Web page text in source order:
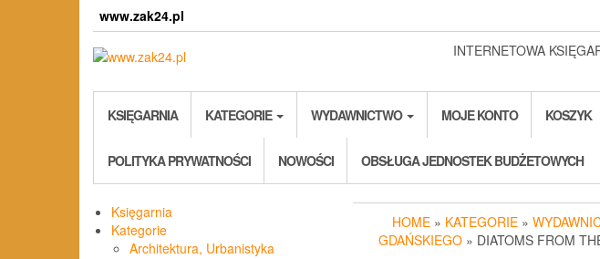
www.zak24.pl
INTERNETOWA
KSIĘGARNIA KATEGORIE WYDAWNICTWO MOJE KONTO KOSZYK
POLITYKA PRYWATNOŚCI NOWOŚCI OBSŁUGA JEDNOSTEK BUDŻETOWYCH
Księgarnia
Kategorie
Architektura, Urbanistyka
HOME » KATEGORIE »
GDAŃSKIEGO » DIATOMS FROM